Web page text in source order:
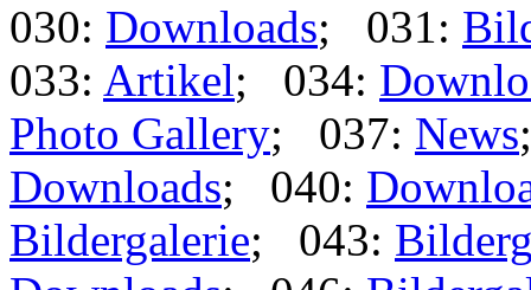
030: Downloads; 031:
033: Artikel; 034:
Photo Gallery; 037: News
Downloads; 040:
Bildergalerie; 043: